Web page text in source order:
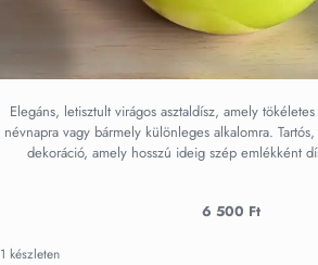
Elegáns, letisztult virágos asztaldísz, amely
névnapra vagy bármely különleges alkalomra.
dekoráció, amely hosszú ideig szép emlékként
6 500 Ft
1 készleten